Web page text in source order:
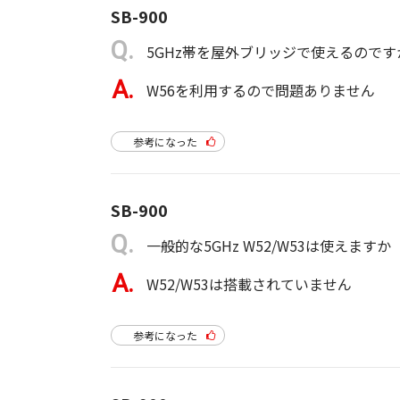
SB-900
5GHz帯を屋外ブリッジで使えるので
W56を利用するので問題ありません
参考になった
SB-900
一般的な5GHz W52/W53は使えますか
W52/W53は搭載されていません
参考になった